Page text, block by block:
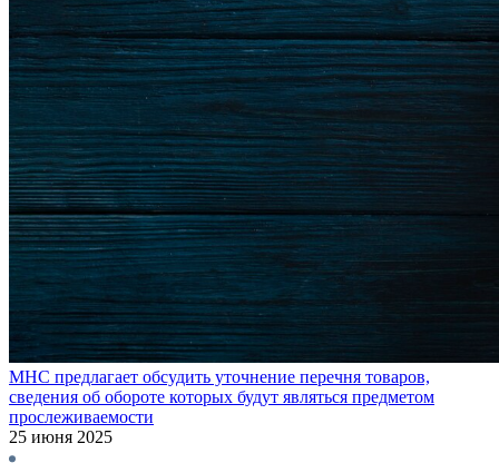
МНС предлагает обсудить уточнение перечня товаров,
сведения об обороте которых будут являться предметом
прослеживаемости
25 июня 2025